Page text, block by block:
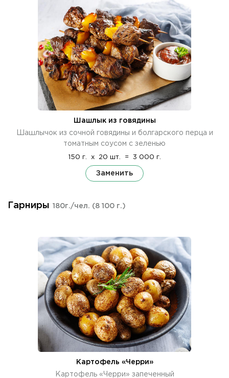
Шашлык из говядины
Шашлычок из сочной говядины и болгарского перца и
томатным соусом с зеленью
150 г. x 20 шт. = 3 000 г.
Заменить
Гарниры 180г./чел. (8 100 г.)
Картофель «Черри»
Картофель «Черри» запеченный